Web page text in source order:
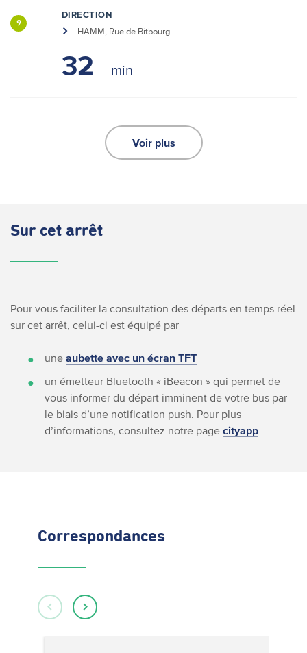
9
DIRECTION
HAMM, Rue de Bitbourg
32
Voir plus
Sur cet arrêt
Pour vous faciliter la consultation des départs en temps réel
sur cet arrêt, celui-ci est équipé par
une aubette avec un écran TFT
un émetteur Bluetooth « iBeacon » qui permet de
vous informer du départ imminent de votre bus par
le biais d’une notification push. Pour plus
d’informations, consultez notre page cityapp
Correspondances